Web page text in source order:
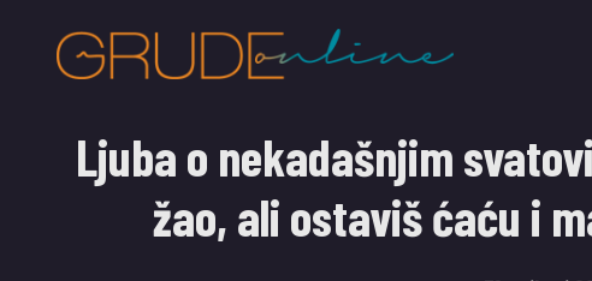
Ljuba o nekadašnjim
žao, ali ostaviš ćaću i